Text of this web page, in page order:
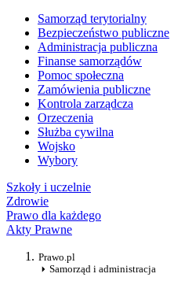
Samorząd terytorialny
Bezpieczeństwo publiczne
Administracja publiczna
Finanse samorządów
Pomoc społeczna
Zamówienia publiczne
Kontrola zarządcza
Orzeczenia
Służba cywilna
Wojsko
Wybory
Szkoły i uczelnie
Zdrowie
Prawo dla każdego
Akty Prawne
Prawo.pl
Samorząd i administracja